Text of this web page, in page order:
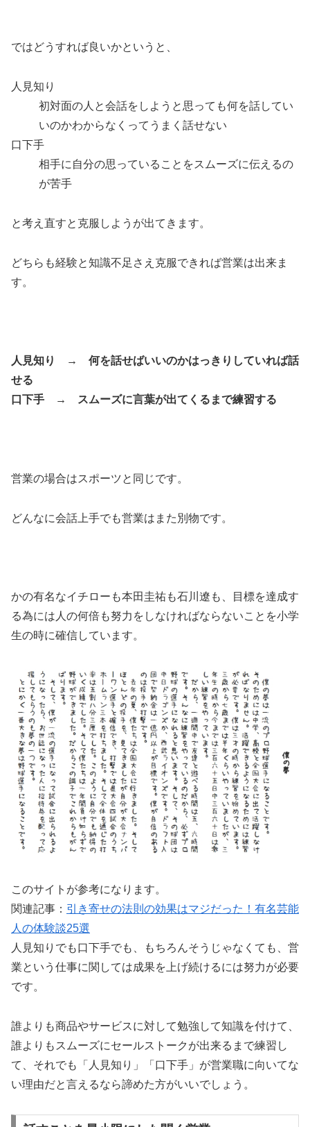
ではどうすれば良いかというと、
人見知り
初対面の人と会話をしようと思っても何を話してい
いのかわからなくってうまく話せない
口下手
相手に自分の思っていることをスムーズに伝えるの
が苦手
と考え直すと克服しようが出てきます。
どちらも経験と知識不足さえ克服できれば営業は出来ま
す。
人見知り → 何を話せばいいのかはっきりしていれば話
せる
口下手 → スムーズに言葉が出てくるまで練習する
営業の場合はスポーツと同じです。
どんなに会話上手でも営業はまた別物です。
かの有名なイチローも本田圭祐も石川遼も、目標を達成す
る為には人の何倍も努力をしなければならないことを小学
生の時に確信しています。
このサイトが参考になります。
関連記事： 引き寄せの法則の効果はマジだった！有名芸能
人の体験談25選
人見知りでも口下手でも、もちろんそうじゃなくても、営
業という仕事に関しては成果を上げ続けるには努力が必要
です。
誰よりも商品やサービスに対して勉強して知識を付けて、
誰よりもスムーズにセールストークが出来るまで練習し
て、それでも「人見知り」「口下手」が営業職に向いてな
い理由だと言えるなら諦めた方がいいでしょう。